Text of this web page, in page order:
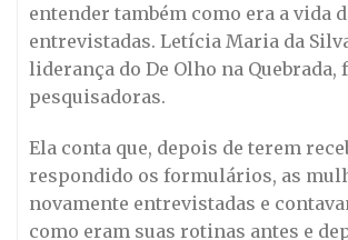
entender também como era a vida
entrevistadas. Letícia Maria da
liderança do De Olho na Quebrada,
pesquisadoras.
Ela conta que, depois de terem
respondido os formulários, as
novamente entrevistadas e
como eram suas rotinas antes e